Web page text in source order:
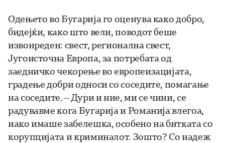
Одењето во Бугарија го оценува како добро,
бидејќи, како што вели, поводот беше
извонреден: свест, регионална свест,
Југоисточна Европа, за потребата од
заедничко чекорење во европеизацијата,
градење добри односи со соседите, помагање
на соседите. – Дури и ние, ми се чини, се
радувавме кога Бугарија и Романија влегоа,
иако имаше забелешка, особено на битката со
корупцијата и криминалот. Зошто? Со надеж